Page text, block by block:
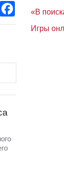
Facebook
«В
Игры